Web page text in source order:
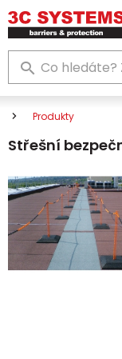
Produkty
Střešní